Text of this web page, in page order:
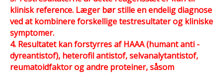
klinisk reference. Læger bør stille en endelig diagnose
ved at kombinere forskellige testresultater og kliniske
symptomer.
4. Resultatet kan forstyrres af HAAA (humant anti -
dyreantistof), heterofil antistof, selvanalytantistof,
reumatoidfaktor og andre proteiner, såsom